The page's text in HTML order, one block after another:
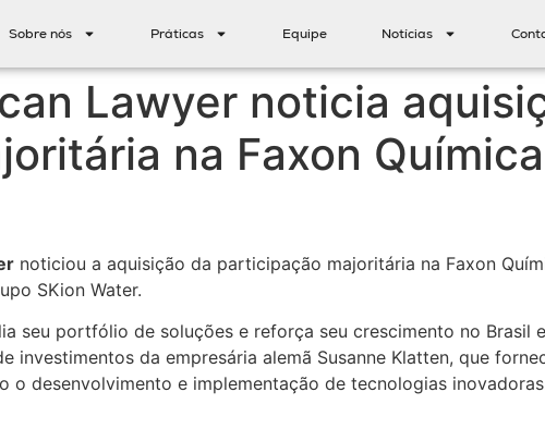
Sobre nós Práticas Equipe Notícias
Lawyer noticia
na Faxon
noticiou a aquisição da participação majoritária na Faxon
SKion Water.
seu portfólio de soluções e reforça seu crescimento no Brasil
investimentos da empresária alemã Susanne Klatten, que
o desenvolvimento e implementação de tecnologias